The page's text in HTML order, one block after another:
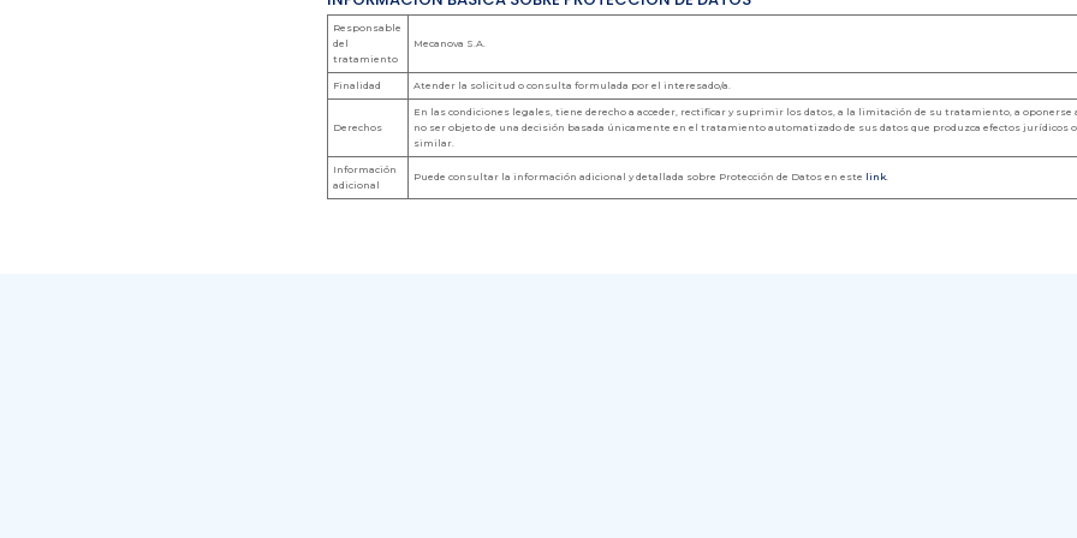
Responsable
del
tratamiento
Mecanova S.A.
Finalidad Atender la solicitud o consulta formulada por el interesado/a.
Derechos
En las condiciones legales, tiene derecho a acceder, rectificar y suprimir los datos, a la limitación de su tratamiento, a oponerse
no ser objeto de una decisión basada únicamente en el tratamiento automatizado de sus datos que produzca efectos jurídicos
similar.
Información
adicional
Puede consultar la información adicional y detallada sobre Protección de Datos en este link.